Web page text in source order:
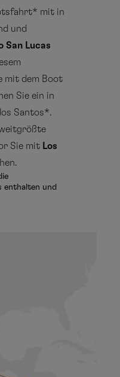
mit in
und
San Lucas
mit dem Boot
Sie ein in
Santos*.
Sie mit Los
enthalten und